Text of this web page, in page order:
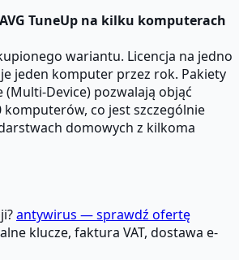
TuneUp na kilku komputerach
wariantu. Licencja na jedno
jeden komputer przez rok. Pakiety
Device) pozwalają objąć
co jest szczególnie
domowych z kilkoma
antywirus — sprawdź ofertę
klucze, faktura VAT, dostawa e-